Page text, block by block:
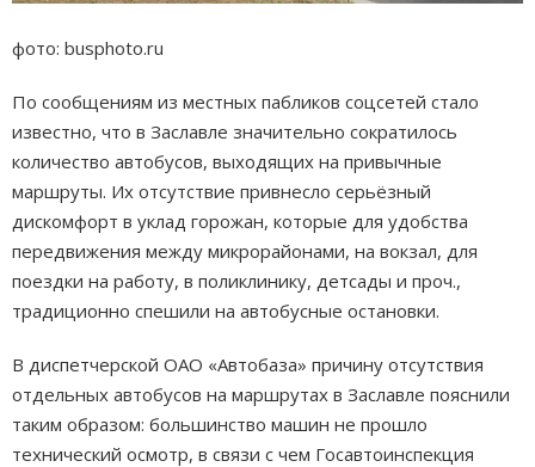
фото: busphoto.ru
По сообщениям из местных пабликов соцсетей стало
известно, что в Заславле значительно сократилось
количество автобусов, выходящих на привычные
маршруты. Их отсутствие привнесло серьёзный
дискомфорт в уклад горожан, которые для удобства
передвижения между микрорайонами, на вокзал, для
поездки на работу, в поликлинику, детсады и проч.,
традиционно спешили на автобусные остановки.
В диспетчерской ОАО «Автобаза» причину отсутствия
отдельных автобусов на маршрутах в Заславле пояснили
таким образом: большинство машин не прошло
технический осмотр, в связи с чем Госавтоинспекция